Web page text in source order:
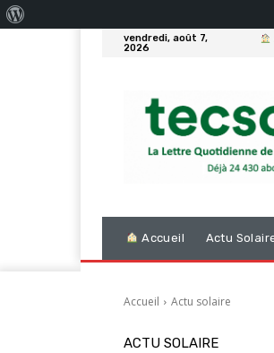
vendredi, août 7,
2026
Accueil Actu
Accueil Actu solaire
ACTU SOLAIRE